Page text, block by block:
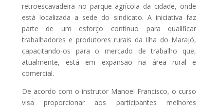
retroescavadeira no parque agrícola da cidade, onde
está localizada a sede do sindicato. A iniciativa faz
parte de um esforço contínuo para qualificar
trabalhadores e produtores rurais da Ilha do Marajó,
capacitando-os para o mercado de trabalho que,
atualmente, está em expansão na área rural e
comercial.
De acordo com o instrutor Manoel Francisco, o curso
visa proporcionar aos participantes melhores